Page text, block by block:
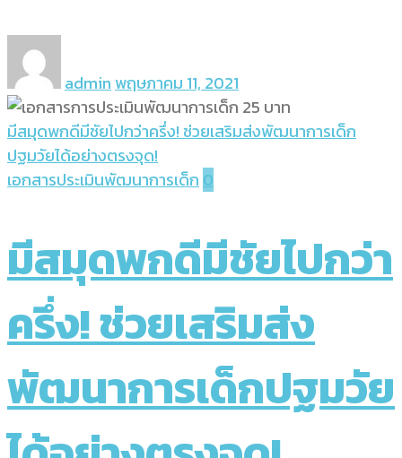
admin พฤษภาคม 11, 2021
มีสมุดพกดีมีชัยไปกว่าครึ่ง! ช่วยเสริมส่งพัฒนาการเด็ก
ปฐมวัยได้อย่างตรงจุด!
เอกสารประเมินพัฒนาการเด็ก 0
มีสมุดพกดีมีชัยไปกว่า
ครึ่ง! ช่วยเสริมส่ง
พัฒนาการเด็กปฐมวัย